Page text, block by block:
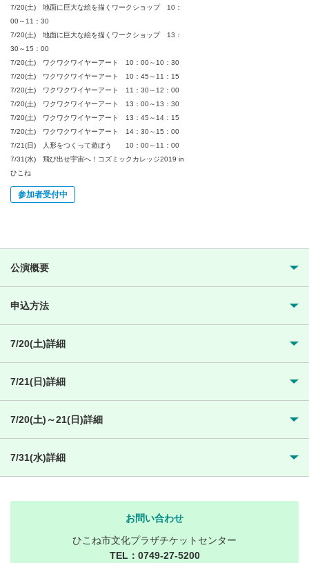
7/20(土) 地面に巨大な絵を描くワークショップ 10：
00～11：30
7/20(土) 地面に巨大な絵を描くワークショップ 13：
30～15：00
7/20(土) ワクワクワイヤーアート 10：00～10：30
7/20(土) ワクワクワイヤーアート 10：45～11：15
7/20(土) ワクワクワイヤーアート 11：30～12：00
7/20(土) ワクワクワイヤーアート 13：00～13：30
7/20(土) ワクワクワイヤーアート 13：45～14：15
7/20(土) ワクワクワイヤーアート 14：30～15：00
7/21(日) 人形をつくって遊ぼう 10：00～11：00
7/31(水) 飛び出せ宇宙へ！コズミックカレッジ2019 in
ひこね
参加者受付中
公演概要
申込方法
7/20(土)詳細
7/21(日)詳細
7/20(土)～21(日)詳細
7/31(水)詳細
お問い合わせ
ひこね市文化プラザチケットセンター
TEL：0749-27-5200